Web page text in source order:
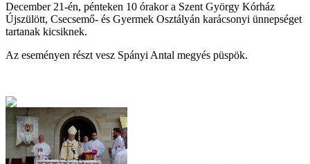
December 21-én, pénteken 10 órakor a Szent György Kórház
Újszülött, Csecsemő- és Gyermek Osztályán karácsonyi ünnepséget
tartanak kicsiknek.
Az eseményen részt vesz Spányi Antal megyés püspök.